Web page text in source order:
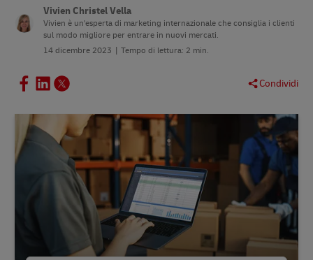
Vivien Christel Vella
Vivien è un'esperta di marketing internazionale che consiglia i clienti
sul modo migliore per entrare in nuovi mercati.
14 dicembre 2023
Tempo di lettura: 2 min.
Condividi